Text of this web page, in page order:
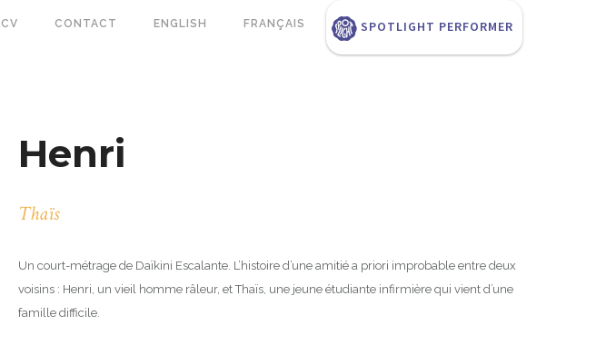
SPOTLIGHT PERFORMER
CV CONTACT ENGLISH FRANÇAIS
Henri
Thaïs
Un court-métrage de Daïkini Escalante. L’histoire d’une amitié a priori improbable entre deux
voisins : Henri, un vieil homme râleur, et Thaïs, une jeune étudiante infirmière qui vient d’une
famille difficile.